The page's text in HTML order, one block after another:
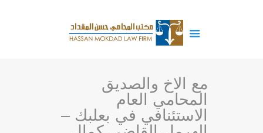
مع الاخ والصديق
المحامي العام
الاستئنافي في بعلبك –